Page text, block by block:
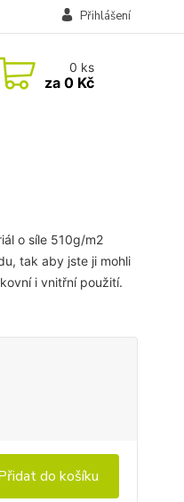
Přihlášení
0 ks
za0 Kč
o síle 510g/m2
tak aby jste ji mohli
i vnitřní použití.
do košíku